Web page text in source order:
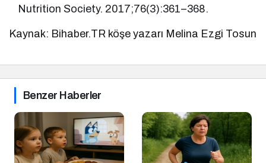
Nutrition Society. 2017;76(3):361–368.
Kaynak: Bihaber.TR köşe yazarı Melina Ezgi Tosun
Benzer Haberler